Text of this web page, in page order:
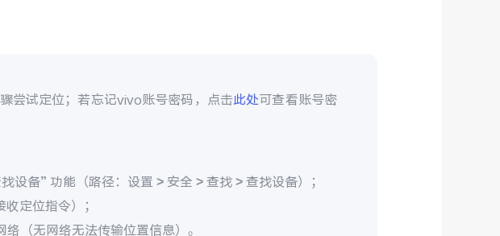
尝试定位；若忘记vivo账号密码，点击此处可查看账号密
备” 功能（路径：设置 > 安全 > 查找 > 查找设备）；
定位指令）；
（无网络无法传输位置信息）。